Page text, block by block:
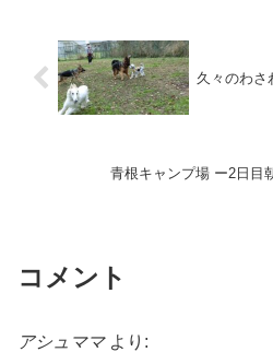
久々のわさ
青根キャンプ場 ー2日目
コメント
アシュママ より: